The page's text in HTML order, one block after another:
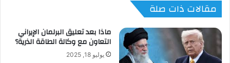
مقالات ذات صلة
ماذا بعد تعليق البرلمان الإيراني
التعاون مع وكالة الطاقة الذرية؟
يوليو 18, 2025